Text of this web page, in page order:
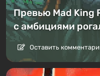
Превью Mad King
с амбициями
Оставить